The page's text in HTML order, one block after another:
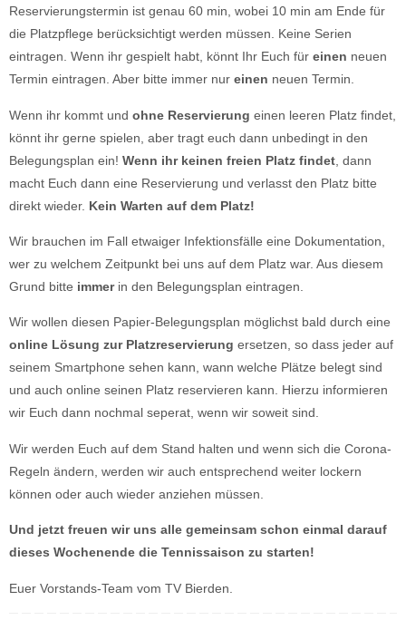
Reservierungstermin ist genau 60 min, wobei 10 min am Ende für
die Platzpflege berücksichtigt werden müssen. Keine Serien
eintragen. Wenn ihr gespielt habt, könnt Ihr Euch für einen neuen
Termin eintragen. Aber bitte immer nur einen neuen Termin.
Wenn ihr kommt und ohne Reservierung einen leeren Platz findet,
könnt ihr gerne spielen, aber tragt euch dann unbedingt in den
Belegungsplan ein! Wenn ihr keinen freien Platz findet , dann
macht Euch dann eine Reservierung und verlasst den Platz bitte
direkt wieder. Kein Warten auf dem Platz!
Wir brauchen im Fall etwaiger Infektionsfälle eine Dokumentation,
wer zu welchem Zeitpunkt bei uns auf dem Platz war. Aus diesem
Grund bitte immer in den Belegungsplan eintragen.
Wir wollen diesen Papier-Belegungsplan möglichst bald durch eine
online Lösung zur Platzreservierung ersetzen, so dass jeder auf
seinem Smartphone sehen kann, wann welche Plätze belegt sind
und auch online seinen Platz reservieren kann. Hierzu informieren
wir Euch dann nochmal seperat, wenn wir soweit sind.
Wir werden Euch auf dem Stand halten und wenn sich die Corona-
Regeln ändern, werden wir auch entsprechend weiter lockern
können oder auch wieder anziehen müssen.
Und jetzt freuen wir uns alle gemeinsam schon einmal darauf
dieses Wochenende die Tennissaison zu starten!
Euer Vorstands-Team vom TV Bierden.